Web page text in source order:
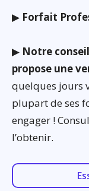
▶ Forfait
▶ Notre
propose une
quelques jours
plupart de ses
engager !
l’obtenir.